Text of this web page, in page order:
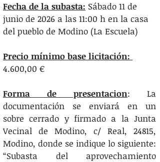
Fecha de la subasta: Sábado 11 de
junio de 2026 a las 11:00 h en la casa
del pueblo de Modino (La Escuela)
Precio mínimo base licitación:
4.600,00 €
Forma de presentacion: La
documentación se enviará en un
sobre cerrado y firmado a la Junta
Vecinal de Modino, c/ Real, 24815,
Modino, donde se indique lo siguiente:
“Subasta del aprovechamiento